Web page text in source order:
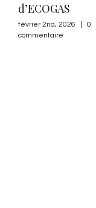
d’ECOGAS
février 2nd, 2026
0
commentaire